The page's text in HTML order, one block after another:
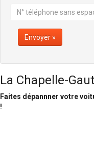
Envoyer »
La Chapelle-
Faites dépannner votre
!